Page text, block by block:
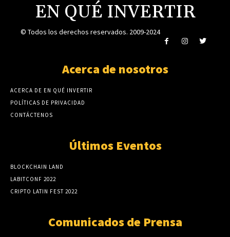
EN QUÉ INVERTIR
© Todos los derechos reservados. 2009-2024
Acerca de nosotros
ACERCA DE EN QUÉ INVERTIR
POLÍTICAS DE PRIVACIDAD
CONTÁCTENOS
Últimos Eventos
BLOCKCHAIN LAND
LABITCONF 2022
CRIPTO LATIN FEST 2022
Comunicados de Prensa